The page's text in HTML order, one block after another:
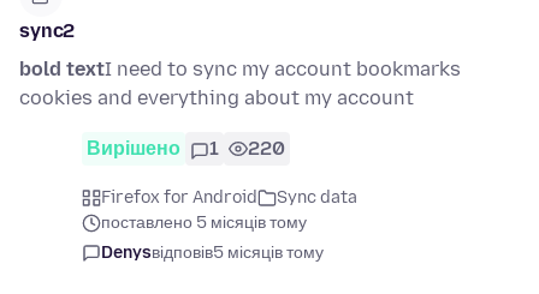
sync2
bold textI need to sync my account bookmarks
cookies and everything about my account
Вирішено 1 220
Firefox for Android
Sync data
поставлено 5 місяців тому
Denysвідповів5 місяців тому